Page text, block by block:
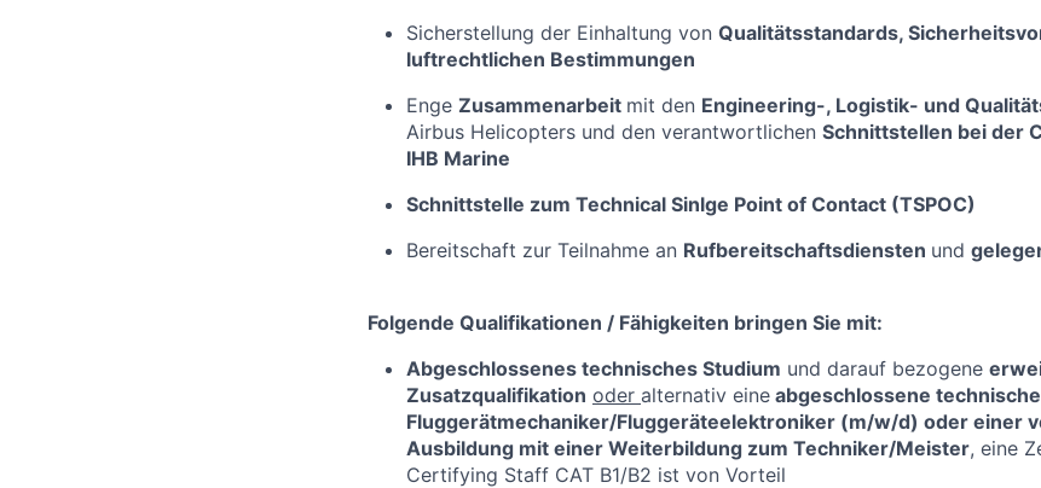
Sicherstellung der Einhaltung von Qualitätsstandards,
luftrechtlichen Bestimmungen
Enge Zusammenarbeit mit den Engineering-, Logistik- und
Airbus Helicopters und den verantwortlichen Schnittstellen bei der
IHB Marine
Schnittstelle zum Technical Sinlge Point of Contact (TSPOC)
Bereitschaft zur Teilnahme an Rufbereitschaftsdiensten und
Folgende Qualifikationen / Fähigkeiten bringen Sie mit:
Abgeschlossenes technisches Studium und darauf bezogene
Zusatzqualifikation oder alternativ eine abgeschlossene
Fluggerätmechaniker/Fluggeräteelektroniker (m/w/d) oder einer
Ausbildung mit einer Weiterbildung zum Techniker/Meister, eine
Certifying Staff CAT B1/B2 ist von Vorteil